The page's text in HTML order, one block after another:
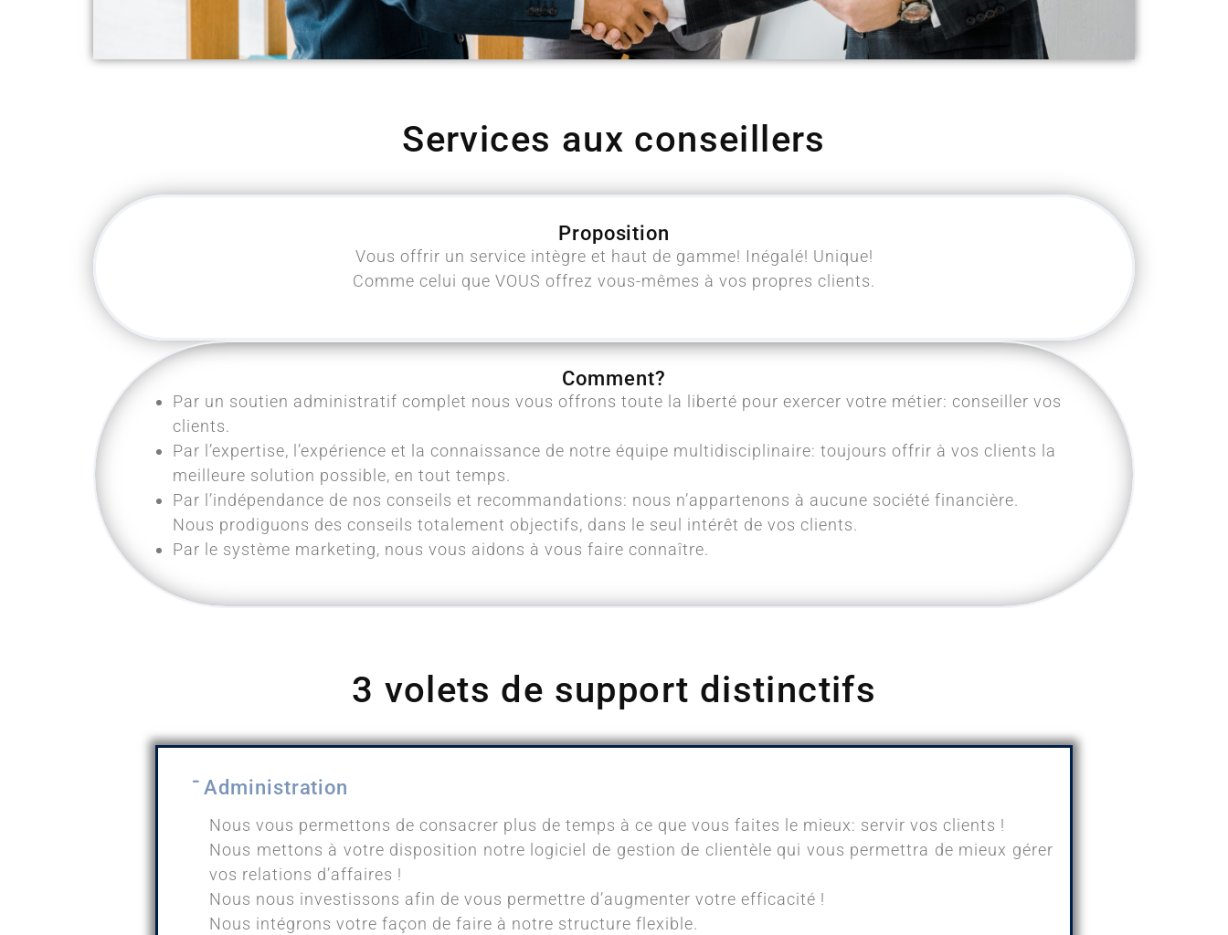
Services aux conseillers
Proposition
Vous offrir un service intègre et haut de gamme! Inégalé! Unique!
Comme celui que VOUS offrez vous-mêmes à vos propres clients.
Comment?
Par un soutien administratif complet nous vous offrons toute la liberté pour exercer votre métier: conseiller vos
clients.
Par l’expertise, l’expérience et la connaissance de notre équipe multidisciplinaire: toujours offrir à vos clients la
meilleure solution possible, en tout temps.
Par l’indépendance de nos conseils et recommandations: nous n’appartenons à aucune société financière.
Nous prodiguons des conseils totalement objectifs, dans le seul intérêt de vos clients.
Par le système marketing, nous vous aidons à vous faire connaître.
3 volets de support distinctifs
Administration
Nous vous permettons de consacrer plus de temps à ce que vous faites le mieux: servir vos clients !
Nous mettons à votre disposition notre logiciel de gestion de clientèle qui vous permettra de mieux gérer
vos relations d’affaires !
Nous nous investissons afin de vous permettre d’augmenter votre efficacité !
Nous intégrons votre façon de faire à notre structure flexible.